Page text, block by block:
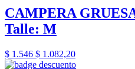
CAMPERA
Talle: M
$ 1.546 $ 1.082,20